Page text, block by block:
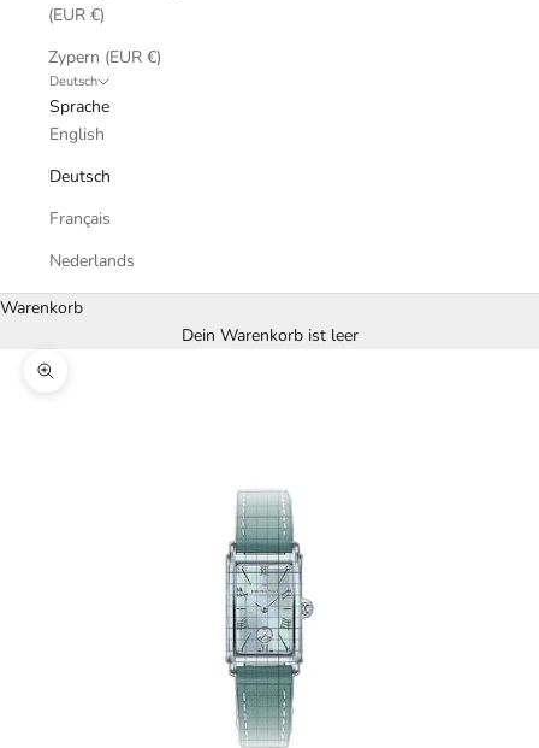
(EUR €)
Zypern (EUR €)
Deutsch
Sprache
English
Deutsch
Français
Nederlands
Warenkorb
Dein Warenkorb ist leer
Bild vergrößern